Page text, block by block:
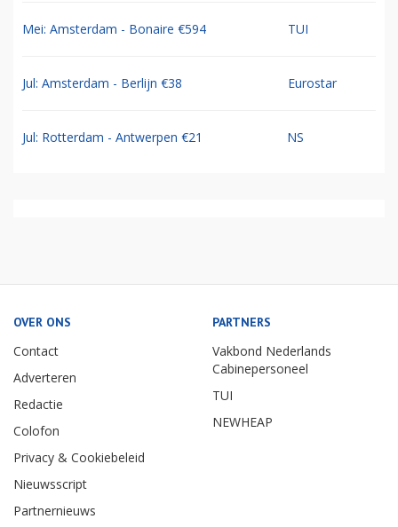
Mei: Amsterdam - Bonaire €594 TUI
Jul: Amsterdam - Berlijn €38 Eurostar
Jul: Rotterdam - Antwerpen €21 NS
OVER ONS
Contact
Adverteren
Redactie
Colofon
Privacy & Cookiebeleid
Nieuwsscript
Partnernieuws
PARTNERS
Vakbond Nederlands
Cabinepersoneel
TUI
NEWHEAP